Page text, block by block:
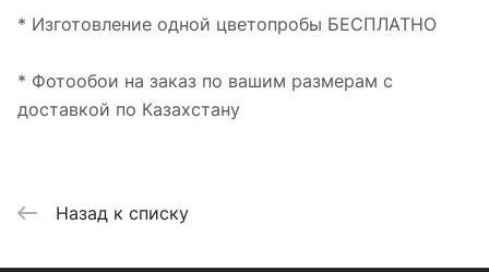
* Изготовление одной цветопробы БЕСПЛАТНО
* Фотообои на заказ по вашим размерам с
доставкой по Казахстану
Назад к списку